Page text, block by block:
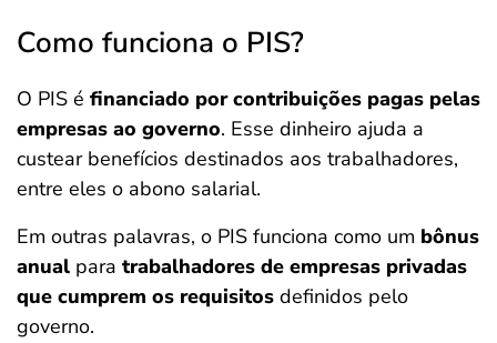
Como funciona o PIS?
O PIS é financiado por contribuições pagas pelas
empresas ao governo. Esse dinheiro ajuda a
custear benefícios destinados aos trabalhadores,
entre eles o abono salarial.
Em outras palavras, o PIS funciona como um bônus
anual para trabalhadores de empresas privadas
que cumprem os requisitos definidos pelo
governo.